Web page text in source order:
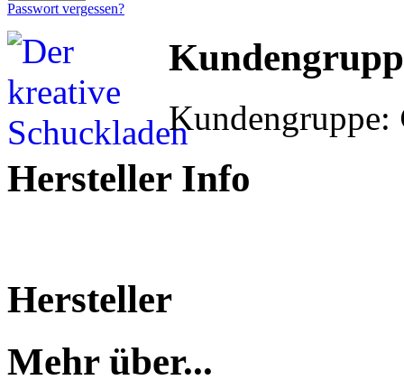
Passwort vergessen?
Kundengruppe:
Hersteller Info
Hersteller
Mehr über...